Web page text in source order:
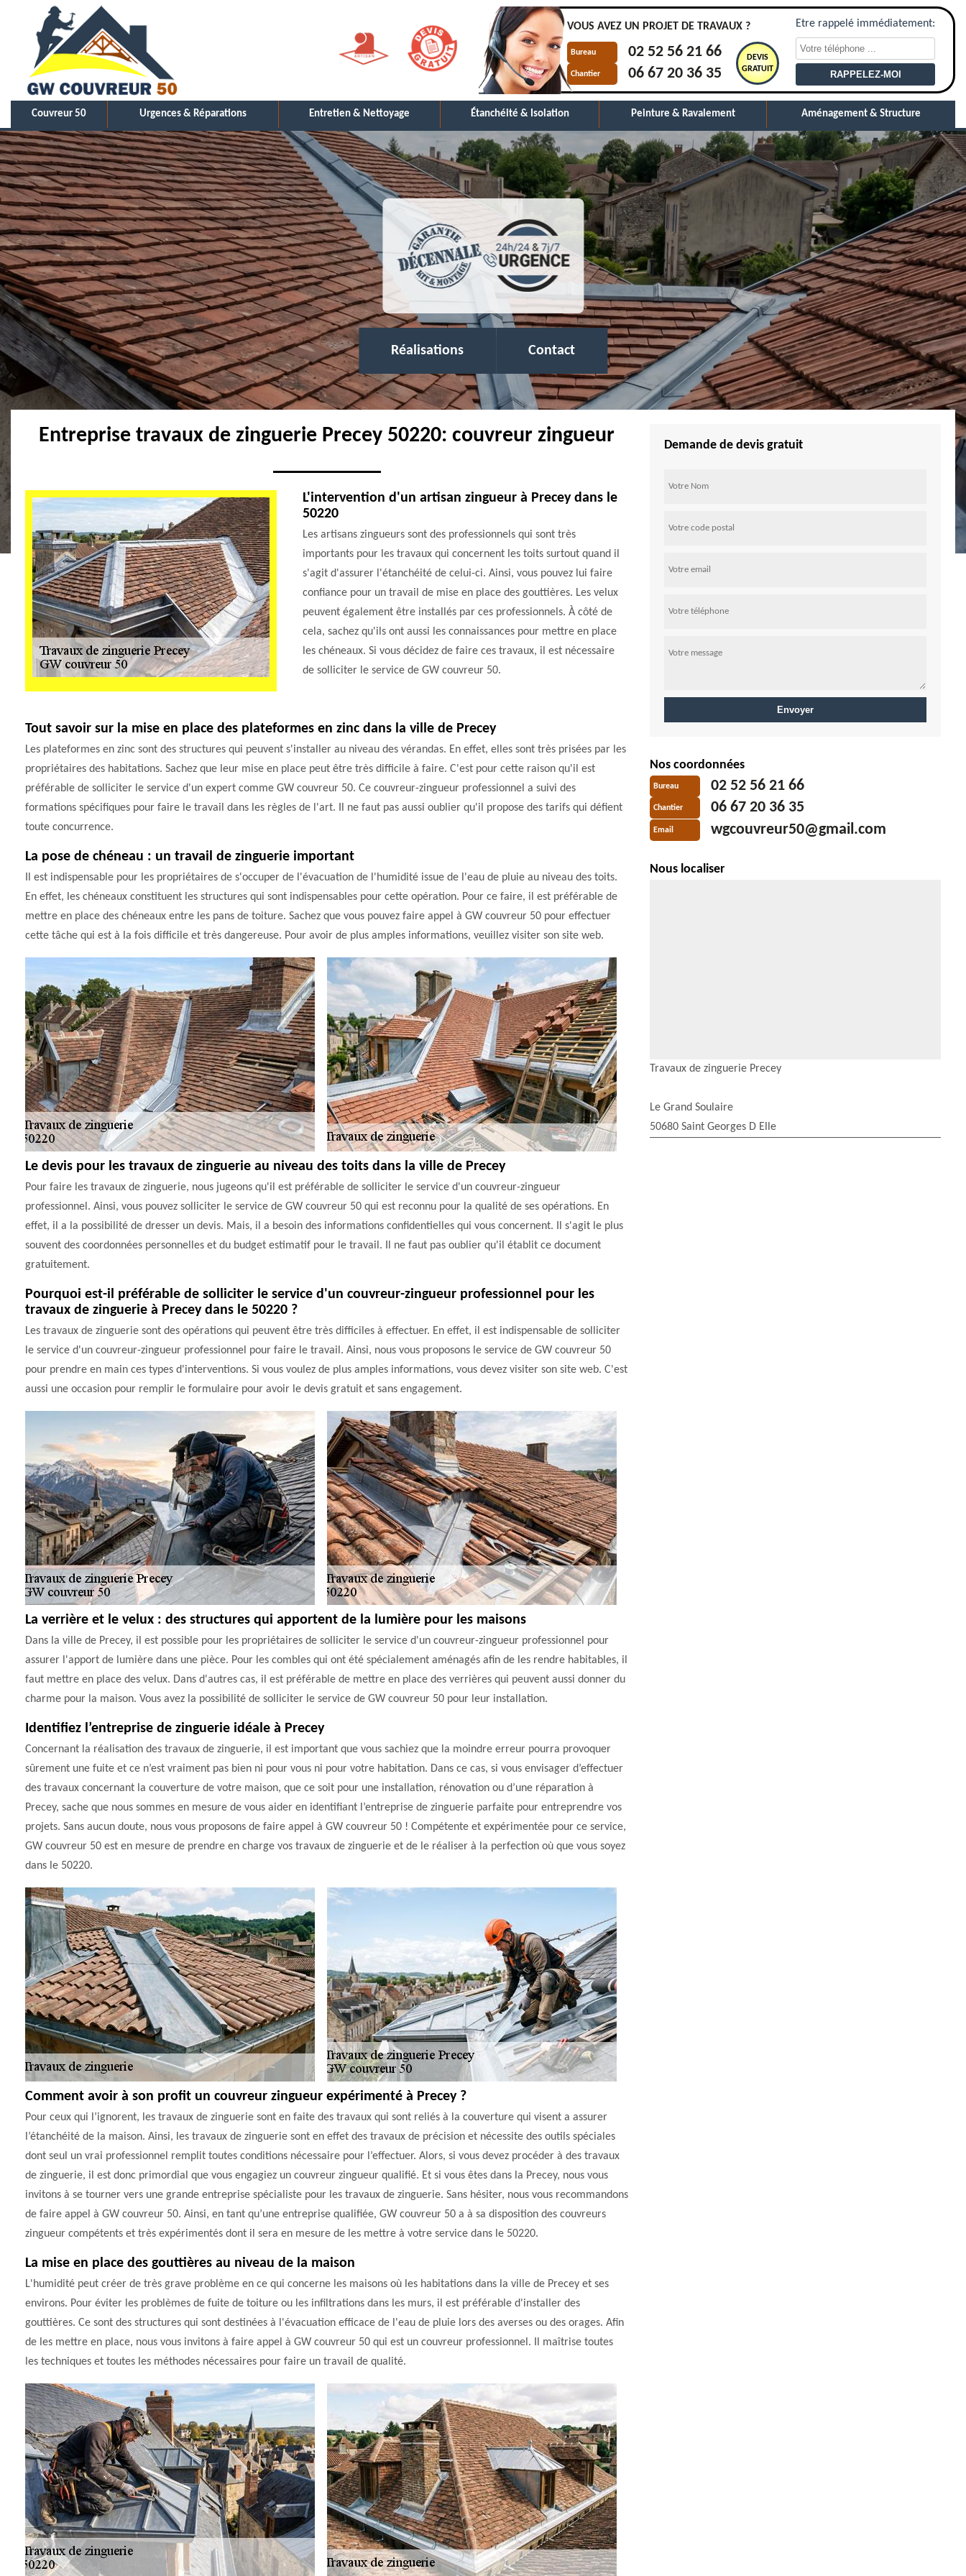
VOUS AVEZ UN PROJET DE TRAVAUX ?
Bureau 02 52 56 21 66
Chantier 06 67 20 36 35
DEVIS
GRATUIT
Etre rappelé immédiatement:
Couvreur 50 Urgences & Réparations Entretien & Nettoyage Étanchéité & Isolation Peinture & Ravalement Aménagement & Structure
Réalisations Contact
Entreprise travaux de zinguerie Precey 50220: couvreur zingueur
L'intervention d'un artisan zingueur à Precey dans le
50220
Les artisans zingueurs sont des professionnels qui sont très
importants pour les travaux qui concernent les toits surtout quand il
s'agit d'assurer l'étanchéité de celui-ci. Ainsi, vous pouvez lui faire
confiance pour un travail de mise en place des gouttières. Les velux
peuvent également être installés par ces professionnels. À côté de
cela, sachez qu'ils ont aussi les connaissances pour mettre en place
les chéneaux. Si vous décidez de faire ces travaux, il est nécessaire
de solliciter le service de GW couvreur 50.
Tout savoir sur la mise en place des plateformes en zinc dans la ville de Precey
Les plateformes en zinc sont des structures qui peuvent s'installer au niveau des vérandas. En effet, elles sont très prisées par les
propriétaires des habitations. Sachez que leur mise en place peut être très difficile à faire. C'est pour cette raison qu'il est
préférable de solliciter le service d'un expert comme GW couvreur 50. Ce couvreur-zingueur professionnel a suivi des
formations spécifiques pour faire le travail dans les règles de l'art. Il ne faut pas aussi oublier qu'il propose des tarifs qui défient
toute concurrence.
La pose de chéneau : un travail de zinguerie important
Il est indispensable pour les propriétaires de s'occuper de l'évacuation de l'humidité issue de l'eau de pluie au niveau des toits.
En effet, les chéneaux constituent les structures qui sont indispensables pour cette opération. Pour ce faire, il est préférable de
mettre en place des chéneaux entre les pans de toiture. Sachez que vous pouvez faire appel à GW couvreur 50 pour effectuer
cette tâche qui est à la fois difficile et très dangereuse. Pour avoir de plus amples informations, veuillez visiter son site web.
Le devis pour les travaux de zinguerie au niveau des toits dans la ville de Precey
Pour faire les travaux de zinguerie, nous jugeons qu'il est préférable de solliciter le service d'un couvreur-zingueur
professionnel. Ainsi, vous pouvez solliciter le service de GW couvreur 50 qui est reconnu pour la qualité de ses opérations. En
effet, il a la possibilité de dresser un devis. Mais, il a besoin des informations confidentielles qui vous concernent. Il s'agit le plus
souvent des coordonnées personnelles et du budget estimatif pour le travail. Il ne faut pas oublier qu'il établit ce document
gratuitement.
Pourquoi est-il préférable de solliciter le service d'un couvreur-zingueur professionnel pour les
travaux de zinguerie à Precey dans le 50220 ?
Les travaux de zinguerie sont des opérations qui peuvent être très difficiles à effectuer. En effet, il est indispensable de solliciter
le service d'un couvreur-zingueur professionnel pour faire le travail. Ainsi, nous vous proposons le service de GW couvreur 50
pour prendre en main ces types d'interventions. Si vous voulez de plus amples informations, vous devez visiter son site web. C'est
aussi une occasion pour remplir le formulaire pour avoir le devis gratuit et sans engagement.
La verrière et le velux : des structures qui apportent de la lumière pour les maisons
Dans la ville de Precey, il est possible pour les propriétaires de solliciter le service d'un couvreur-zingueur professionnel pour
assurer l'apport de lumière dans une pièce. Pour les combles qui ont été spécialement aménagés afin de les rendre habitables, il
faut mettre en place des velux. Dans d'autres cas, il est préférable de mettre en place des verrières qui peuvent aussi donner du
charme pour la maison. Vous avez la possibilité de solliciter le service de GW couvreur 50 pour leur installation.
Identifiez l’entreprise de zinguerie idéale à Precey
Concernant la réalisation des travaux de zinguerie, il est important que vous sachiez que la moindre erreur pourra provoquer
sûrement une fuite et ce n’est vraiment pas bien ni pour vous ni pour votre habitation. Dans ce cas, si vous envisager d’effectuer
des travaux concernant la couverture de votre maison, que ce soit pour une installation, rénovation ou d’une réparation à
Precey, sache que nous sommes en mesure de vous aider en identifiant l’entreprise de zinguerie parfaite pour entreprendre vos
projets. Sans aucun doute, nous vous proposons de faire appel à GW couvreur 50 ! Compétente et expérimentée pour ce service,
GW couvreur 50 est en mesure de prendre en charge vos travaux de zinguerie et de le réaliser à la perfection où que vous soyez
dans le 50220.
Comment avoir à son profit un couvreur zingueur expérimenté à Precey ?
Pour ceux qui l’ignorent, les travaux de zinguerie sont en faite des travaux qui sont reliés à la couverture qui visent a assurer
l’étanchéité de la maison. Ainsi, les travaux de zinguerie sont en effet des travaux de précision et nécessite des outils spéciales
dont seul un vrai professionnel remplit toutes conditions nécessaire pour l’effectuer. Alors, si vous devez procéder à des travaux
de zinguerie, il est donc primordial que vous engagiez un couvreur zingueur qualifié. Et si vous êtes dans la Precey, nous vous
invitons à se tourner vers une grande entreprise spécialiste pour les travaux de zinguerie. Sans hésiter, nous vous recommandons
de faire appel à GW couvreur 50. Ainsi, en tant qu’une entreprise qualifiée, GW couvreur 50 a à sa disposition des couvreurs
zingueur compétents et très expérimentés dont il sera en mesure de les mettre à votre service dans le 50220.
La mise en place des gouttières au niveau de la maison
L'humidité peut créer de très grave problème en ce qui concerne les maisons où les habitations dans la ville de Precey et ses
environs. Pour éviter les problèmes de fuite de toiture ou les infiltrations dans les murs, il est préférable d'installer des
gouttières. Ce sont des structures qui sont destinées à l'évacuation efficace de l'eau de pluie lors des averses ou des orages. Afin
de les mettre en place, nous vous invitons à faire appel à GW couvreur 50 qui est un couvreur professionnel. Il maîtrise toutes
les techniques et toutes les méthodes nécessaires pour faire un travail de qualité.
Demande de devis gratuit
Nos coordonnées
Bureau 02 52 56 21 66
Chantier 06 67 20 36 35
Email wgcouvreur50@gmail.com
Nous localiser
Travaux de zinguerie Precey
Le Grand Soulaire
50680 Saint Georges D Elle